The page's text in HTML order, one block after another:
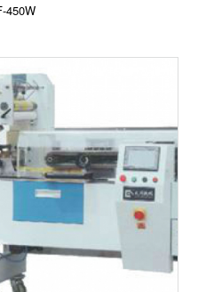
УПАКОВОЧНЫЙ
автомат широко
отдельных твердых
пищевой
Добавить в сравнение